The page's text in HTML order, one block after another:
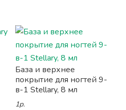
База и верхнее
покрытие для ногтей 9-
в-1 Stellary, 8 мл
1р.